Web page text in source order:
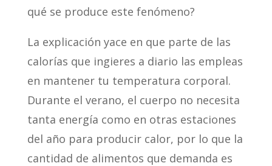
qué se produce este fenómeno?
La explicación yace en que parte de las
calorías que ingieres a diario las empleas
en mantener tu temperatura corporal.
Durante el verano, el cuerpo no necesita
tanta energía como en otras estaciones
del año para producir calor, por lo que la
cantidad de alimentos que demanda es